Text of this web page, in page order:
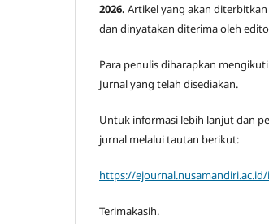
2026. Artikel yang akan
dan dinyatakan diterima oleh
Para penulis diharapkan
Jurnal yang telah disediakan.
Untuk informasi lebih lanjut dan
jurnal melalui tautan berikut:
https://
Terimakasih.